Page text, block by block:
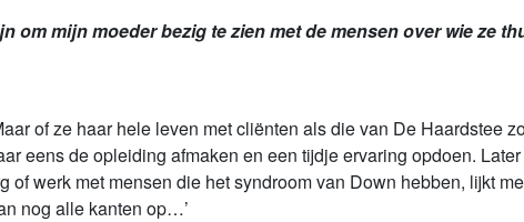
om mijn moeder bezig te zien met de mensen over wie ze
of ze haar hele leven met cliënten als die van De Haardstee
eens de opleiding afmaken en een tijdje ervaring opdoen.
of werk met mensen die het syndroom van Down hebben, lijkt
nog alle kanten op…’